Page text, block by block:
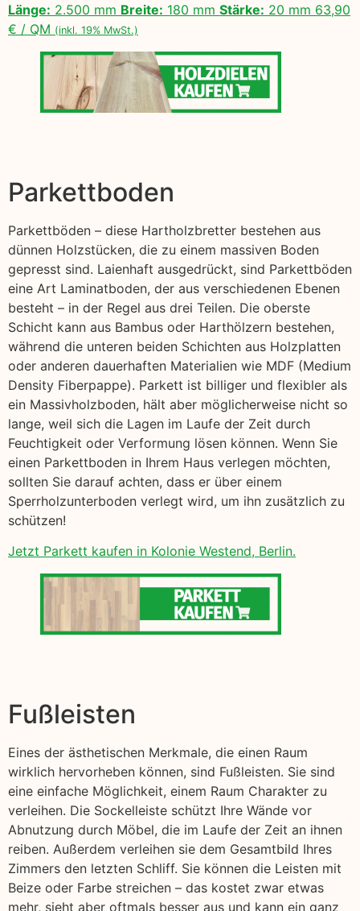
Länge: 2.500 mm Breite: 180 mm Stärke: 20 mm 63,90
€ / QM (inkl. 19% MwSt.)
Parkettboden
Parkettböden – diese Hartholzbretter bestehen aus
dünnen Holzstücken, die zu einem massiven Boden
gepresst sind. Laienhaft ausgedrückt, sind Parkettböden
eine Art Laminatboden, der aus verschiedenen Ebenen
besteht – in der Regel aus drei Teilen. Die oberste
Schicht kann aus Bambus oder Harthölzern bestehen,
während die unteren beiden Schichten aus Holzplatten
oder anderen dauerhaften Materialien wie MDF (Medium
Density Fiberpappe). Parkett ist billiger und flexibler als
ein Massivholzboden, hält aber möglicherweise nicht so
lange, weil sich die Lagen im Laufe der Zeit durch
Feuchtigkeit oder Verformung lösen können. Wenn Sie
einen Parkettboden in Ihrem Haus verlegen möchten,
sollten Sie darauf achten, dass er über einem
Sperrholzunterboden verlegt wird, um ihn zusätzlich zu
schützen!
Jetzt Parkett kaufen in Kolonie Westend, Berlin.
Fußleisten
Eines der ästhetischen Merkmale, die einen Raum
wirklich hervorheben können, sind Fußleisten. Sie sind
eine einfache Möglichkeit, einem Raum Charakter zu
verleihen. Die Sockelleiste schützt Ihre Wände vor
Abnutzung durch Möbel, die im Laufe der Zeit an ihnen
reiben. Außerdem verleihen sie dem Gesamtbild Ihres
Zimmers den letzten Schliff. Sie können die Leisten mit
Beize oder Farbe streichen – das kostet zwar etwas
mehr, sieht aber oftmals besser aus und kann ein ganz